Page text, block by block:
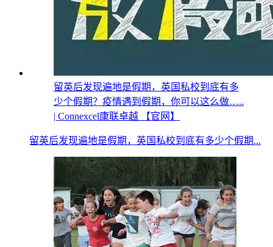
留英后发现遍地是假期，英国私校到底有多
少个假期？疫情遇到假期，你可以这么做…..
| Connexcel康联卓越 【官网】
留英后发现遍地是假期，英国私校到底有多少个假期...